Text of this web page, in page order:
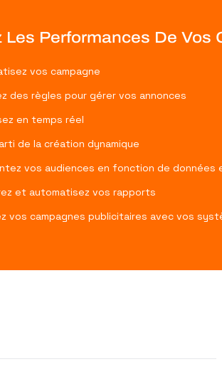
Les Performances De Vos
vos campagne
des règles pour gérer vos annonces
en temps réel
de la création dynamique
vos audiences en fonction de données
et automatisez vos rapports
vos campagnes publicitaires avec vos